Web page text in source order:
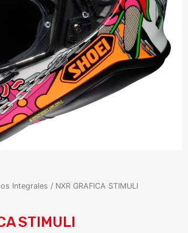
Integrales / NXR GRAFICA STIMULI
STIMULI